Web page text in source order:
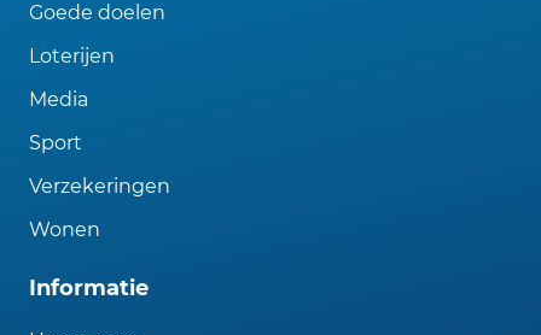
Goede doelen
Loterijen
Media
Sport
Verzekeringen
Wonen
Informatie